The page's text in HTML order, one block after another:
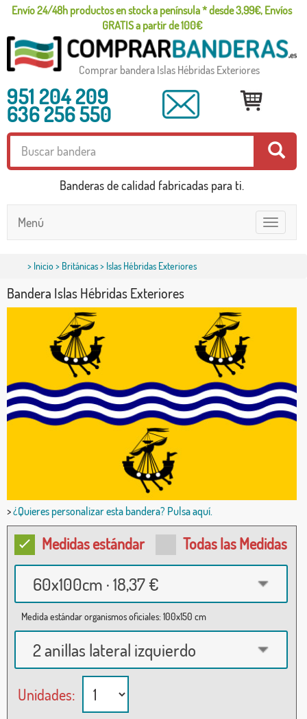
Envío 24/48h productos en stock a península * desde 3,99€, Envíos
GRATIS a partir de 100€
Comprar bandera Islas Hébridas Exteriores
951 204 209
636 256 550
Banderas de calidad fabricadas para ti.
Toggle
navigation
Menú
> Inicio> Británicas> Islas Hébridas Exteriores
Bandera Islas Hébridas Exteriores
>¿Quieres personalizar esta bandera? Pulsa aquí.
Medidas estándar Todas las Medidas
60x100cm · 18,37 €
Medida estándar organismos oficiales: 100x150 cm
2 anillas lateral izquierdo
Unidades: